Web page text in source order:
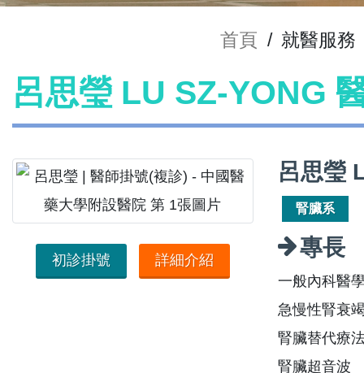
首頁 / 就醫服務
呂思瑩 LU SZ-YONG
初診掛號 詳細介紹
呂思瑩
腎臟系
專長
一般內科醫
急慢性腎衰
腎臟替代療
腎臟超音波